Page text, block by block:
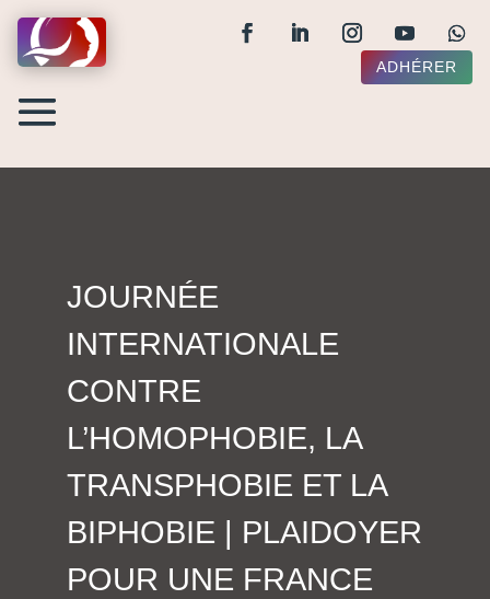
ADHÉRER
JOURNÉE
INTERNATIONALE
CONTRE
L’HOMOPHOBIE, LA
TRANSPHOBIE ET LA
BIPHOBIE | PLAIDOYER
POUR UNE FRANCE